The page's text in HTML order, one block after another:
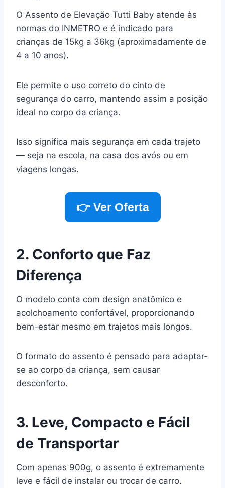
O Assento de Elevação Tutti Baby atende às
normas do INMETRO e é indicado para
crianças de 15kg a 36kg (aproximadamente de
4 a 10 anos).
Ele permite o uso correto do cinto de
segurança do carro, mantendo assim a posição
ideal no corpo da criança.
Isso significa mais segurança em cada trajeto
— seja na escola, na casa dos avós ou em
viagens longas.
👉 Ver Oferta
2. Conforto que Faz
Diferença
O modelo conta com design anatômico e
acolchoamento confortável, proporcionando
bem-estar mesmo em trajetos mais longos.
O formato do assento é pensado para adaptar-
se ao corpo da criança, sem causar
desconforto.
3. Leve, Compacto e Fácil
de Transportar
Com apenas 900g, o assento é extremamente
leve e fácil de instalar ou trocar de carro.